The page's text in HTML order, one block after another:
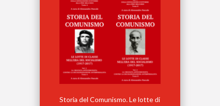
Storia del Comunismo. Le lotte di